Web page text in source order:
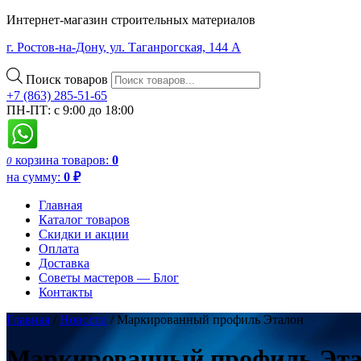
Интернет-магазин строительных материалов
г. Ростов-на-Дону, ул. Таганрогская, 144 А
Поиск товаров
+7 (863) 285-51-65
ПН-ПТ: с 9:00 до 18:00
0 корзина товаров: 0
на сумму: 0 ₽
Главная
Каталог товаров
Скидки и акции
Оплата
Доставка
Советы мастеров — Блог
Контакты
Главная / Новости /Маркированный профиль Эталон